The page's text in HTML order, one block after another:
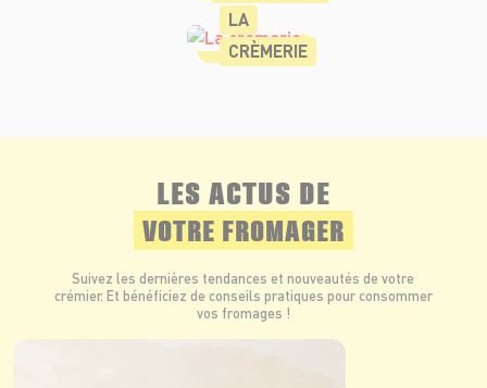
LA
CRÈMERIE
LES ACTUS DE
VOTRE FROMAGER
Suivez les dernières tendances et nouveautés de votre
crémier. Et bénéficiez de conseils pratiques pour consommer
vos fromages !